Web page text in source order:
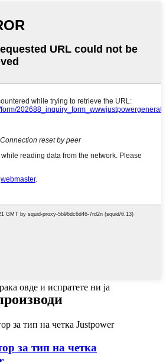
овде и испратете ни ја
за тип на четка